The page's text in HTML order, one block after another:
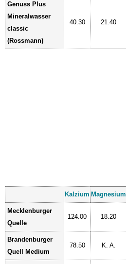
Genuss Plus
Mineralwasser
classic
(Rossmann)
40.30 21.40
Kalzium Magnesium
Mecklenburger
Quelle
124.00 18.20
Brandenburger
Quell Medium
78.50 K. A.